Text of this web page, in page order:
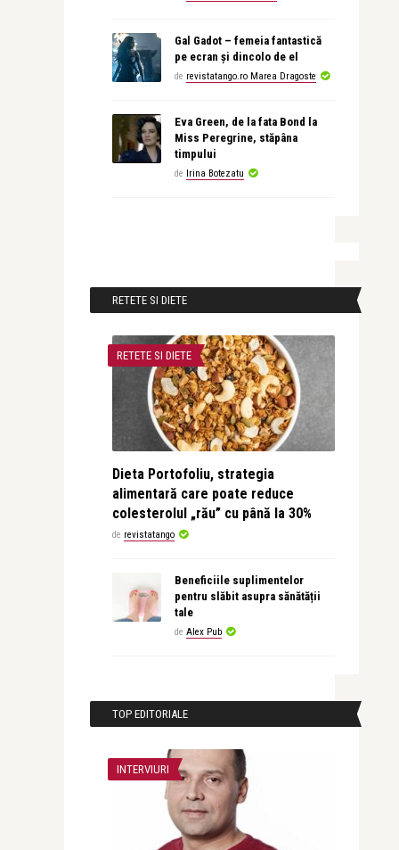
Gal Gadot – femeia fantastică
pe ecran și dincolo de el
de revistatango.ro Marea Dragoste
Eva Green, de la fata Bond la
Miss Peregrine, stăpâna
timpului
de Irina Botezatu
RETETE SI DIETE
RETETE SI DIETE
Dieta Portofoliu, strategia
alimentară care poate reduce
colesterolul „rău” cu până la 30%
de revistatango
Beneficiile suplimentelor
pentru slăbit asupra sănătății
tale
de Alex Pub
TOP EDITORIALE
INTERVIURI